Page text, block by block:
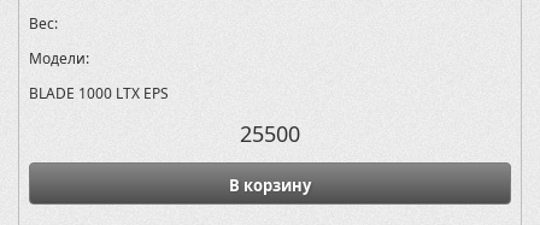
Вес:
Модели:
BLADE 1000 LTX EPS
25500
В корзину